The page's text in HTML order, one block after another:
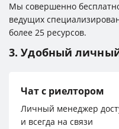
Мы совершенно
ведущих
более 25 ресурсов.
3. Удобный
Чат с риелтором
Личный менеджер
и всегда на связи